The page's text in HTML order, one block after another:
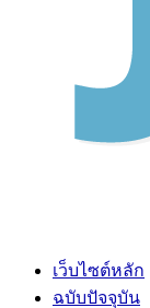
เว็บไซต์หลัก
ฉบับปัจจุบัน